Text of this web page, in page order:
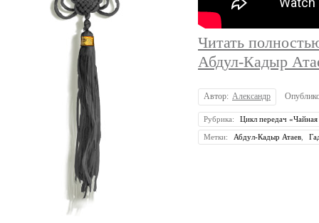
Читать
Абдул-Кадыр
Автор: Александр
Рубрика: Цикл передач
Метки: Абдул-Кадыр Атаев